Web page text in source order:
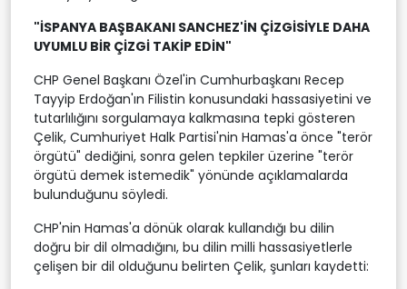
"İSPANYA BAŞBAKANI SANCHEZ'İN ÇİZGİSİYLE DAHA
UYUMLU BİR ÇİZGİ TAKİP EDİN"
CHP Genel Başkanı Özel'in Cumhurbaşkanı Recep
Tayyip Erdoğan'ın Filistin konusundaki hassasiyetini ve
tutarlılığını sorgulamaya kalkmasına tepki gösteren
Çelik, Cumhuriyet Halk Partisi'nin Hamas'a önce "terör
örgütü" dediğini, sonra gelen tepkiler üzerine "terör
örgütü demek istemedik" yönünde açıklamalarda
bulunduğunu söyledi.
CHP'nin Hamas'a dönük olarak kullandığı bu dilin
doğru bir dil olmadığını, bu dilin milli hassasiyetlerle
çelişen bir dil olduğunu belirten Çelik, şunları kaydetti: